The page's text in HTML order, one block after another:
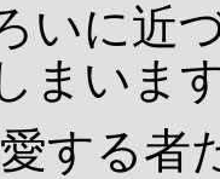
いに近
まいま
する者